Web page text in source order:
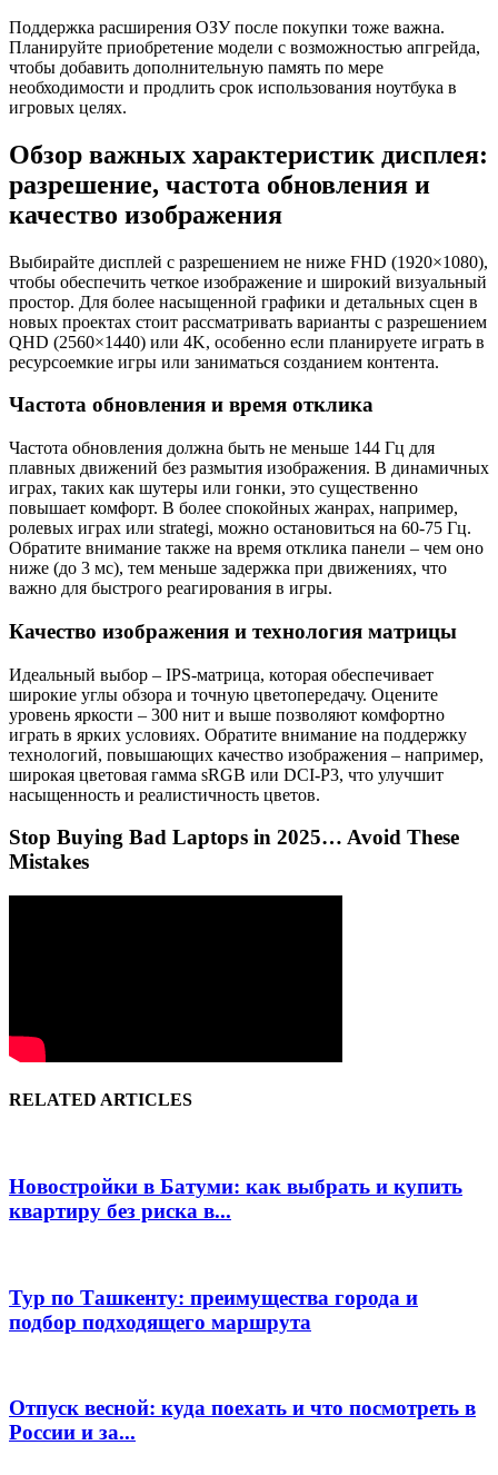
Поддержка расширения ОЗУ после покупки тоже важна.
Планируйте приобретение модели с возможностью апгрейда,
чтобы добавить дополнительную память по мере
необходимости и продлить срок использования ноутбука в
игровых целях.
Обзор важных характеристик дисплея:
разрешение, частота обновления и
качество изображения
Выбирайте дисплей с разрешением не ниже FHD (1920×1080),
чтобы обеспечить четкое изображение и широкий визуальный
простор. Для более насыщенной графики и детальных сцен в
новых проектах стоит рассматривать варианты с разрешением
QHD (2560×1440) или 4K, особенно если планируете играть в
ресурсоемкие игры или заниматься созданием контента.
Частота обновления и время отклика
Частота обновления должна быть не меньше 144 Гц для
плавных движений без размытия изображения. В динамичных
играх, таких как шутеры или гонки, это существенно
повышает комфорт. В более спокойных жанрах, например,
ролевых играх или strategi, можно остановиться на 60-75 Гц.
Обратите внимание также на время отклика панели – чем оно
ниже (до 3 мс), тем меньше задержка при движениях, что
важно для быстрого реагирования в игры.
Качество изображения и технология матрицы
Идеальный выбор – IPS-матрица, которая обеспечивает
широкие углы обзора и точную цветопередачу. Оцените
уровень яркости – 300 нит и выше позволяют комфортно
играть в ярких условиях. Обратите внимание на поддержку
технологий, повышающих качество изображения – например,
широкая цветовая гамма sRGB или DCI-P3, что улучшит
насыщенность и реалистичность цветов.
Stop Buying Bad Laptops in 2025… Avoid These
Mistakes
RELATED ARTICLES
Новостройки в Батуми: как выбрать и купить
квартиру без риска в...
Тур по Ташкенту: преимущества города и
подбор подходящего маршрута
Отпуск весной: куда поехать и что посмотреть в
России и за...